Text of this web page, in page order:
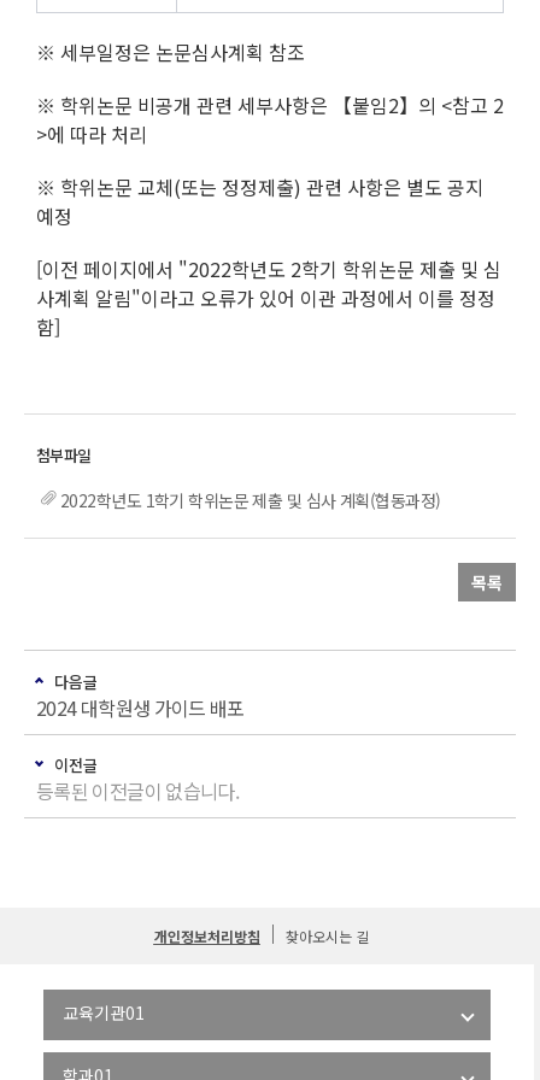
※ 세부일정은 논문심사계획 참조
※ 학위논문 비공개 관련 세부사항은 【붙임2】의 <참고 2
>에 따라 처리
※ 학위논문 교체(또는 정정제출) 관련 사항은 별도 공지
예정
[이전 페이지에서 "2022학년도 2학기 학위논문 제출 및 심
사계획 알림"이라고 오류가 있어 이관 과정에서 이를 정정
함]
2022학년도 1학기 학위논문 제출 및 심사 계획(협동과정)
목록
다음글
2024 대학원생 가이드 배포
이전글
등록된 이전글이 없습니다.
개인정보처리방침 찾아오시는 길